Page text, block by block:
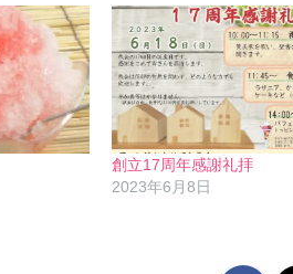
創立17周年感謝礼拝
2023年6月8日